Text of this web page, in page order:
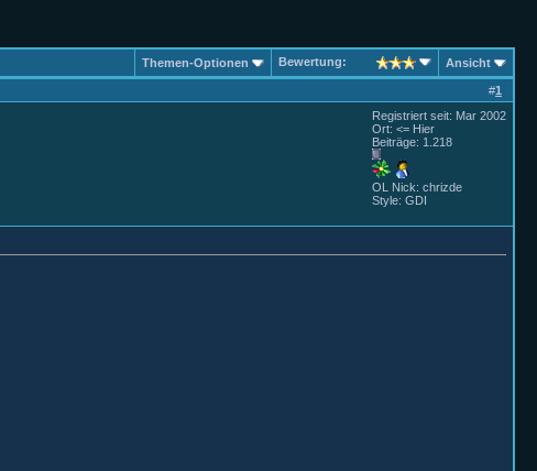
Themen-Optionen Bewertung: Ansicht
#1
Registriert seit: Mar 2002
Ort: <= Hier
Beiträge: 1.218
OL Nick: chrizde
Style: GDI